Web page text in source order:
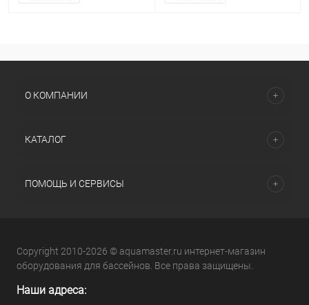
О КОМПАНИИ
КАТАЛОГ
ПОМОЩЬ И СЕРВИСЫ
Copyright 2010-2026 © aquamaster.ru интернет-магазин
оборудования для бассейнов. Все права защищены.
Наши адреса: